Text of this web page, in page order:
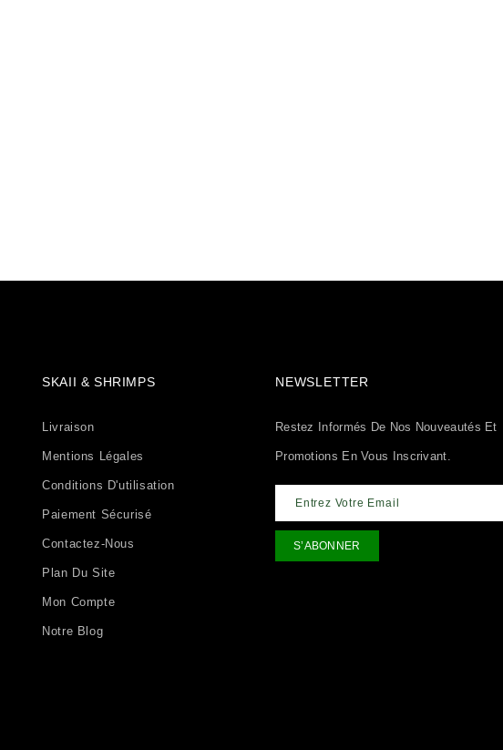
SKAII & SHRIMPS
Livraison
Mentions Légales
Conditions D'utilisation
Paiement Sécurisé
Contactez-Nous
Plan Du Site
Mon Compte
Notre Blog
NEWSLETTER
Restez Informés De Nos Nouveautés Et
Promotions En Vous Inscrivant.